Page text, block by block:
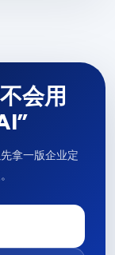
会用
拿一版企业定